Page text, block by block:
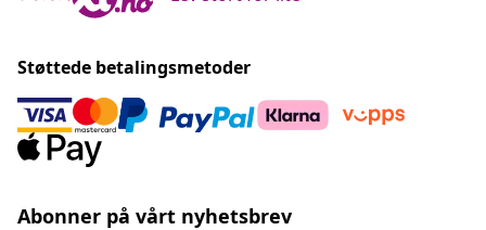
Støttede betalingsmetoder
Abonner på vårt nyhetsbrev